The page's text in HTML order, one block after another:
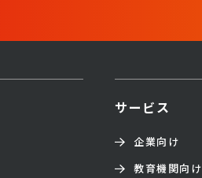
サービス
企業向け
教育機関向け